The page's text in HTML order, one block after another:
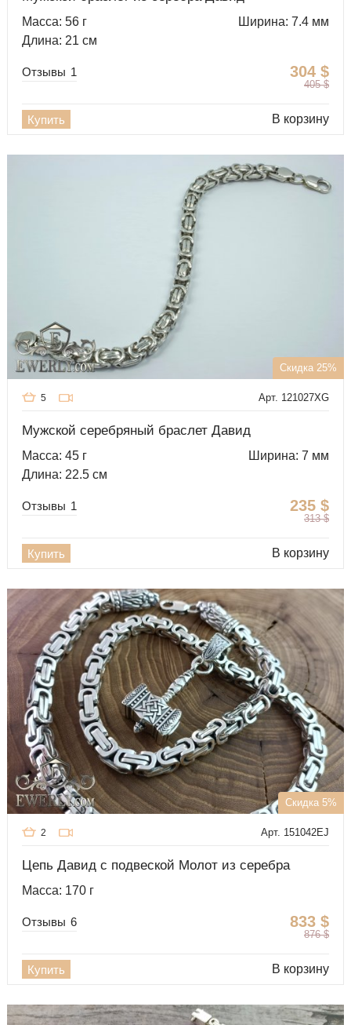
Масса: 56 г
Ширина: 7.4 мм
Длина: 21 см
304 $
405 $
Отзывы 1
Купить В корзину
Скидка 25%
Арт. 121027XG
5
Мужской серебряный браслет Давид
Масса: 45 г
Ширина: 7 мм
Длина: 22.5 см
235 $
313 $
Отзывы 1
Купить В корзину
Скидка 5%
Арт. 151042EJ
2
Цепь Давид с подвеской Молот из серебра
Масса: 170 г
833 $
876 $
Отзывы 6
Купить В корзину